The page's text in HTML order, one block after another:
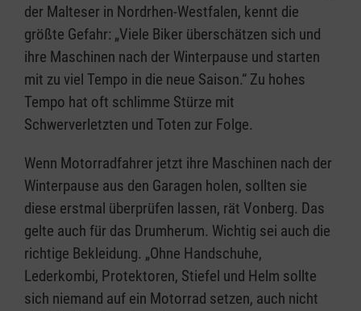
der Malteser in Nordrhen-Westfalen, kennt die
größte Gefahr: „Viele Biker überschätzen sich und
ihre Maschinen nach der Winterpause und starten
mit zu viel Tempo in die neue Saison.“ Zu hohes
Tempo hat oft schlimme Stürze mit
Schwerverletzten und Toten zur Folge.
Wenn Motorradfahrer jetzt ihre Maschinen nach der
Winterpause aus den Garagen holen, sollten sie
diese erstmal überprüfen lassen, rät Vonberg. Das
gelte auch für das Drumherum. Wichtig sei auch die
richtige Bekleidung. „Ohne Handschuhe,
Lederkombi, Protektoren, Stiefel und Helm sollte
sich niemand auf ein Motorrad setzen, auch nicht